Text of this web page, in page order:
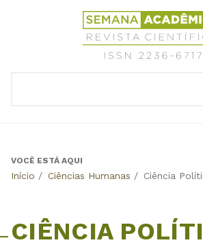
Revista
Científica
Semana
Back
VOCÊ ESTÁ AQUI
Início / Ciências Humanas / Ciência
CIÊNCIA